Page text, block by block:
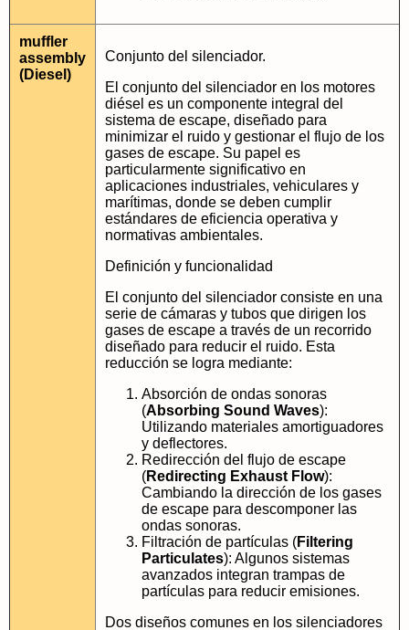
muffler
assembly
(Diesel)
Conjunto del silenciador.
El conjunto del silenciador en los motores
diésel es un componente integral del
sistema de escape, diseñado para
minimizar el ruido y gestionar el flujo de los
gases de escape. Su papel es
particularmente significativo en
aplicaciones industriales, vehiculares y
marítimas, donde se deben cumplir
estándares de eficiencia operativa y
normativas ambientales.
Definición y funcionalidad
El conjunto del silenciador consiste en una
serie de cámaras y tubos que dirigen los
gases de escape a través de un recorrido
diseñado para reducir el ruido. Esta
reducción se logra mediante:
Absorción de ondas sonoras
(Absorbing Sound Waves):
Utilizando materiales amortiguadores
y deflectores.
Redirección del flujo de escape
(Redirecting Exhaust Flow):
Cambiando la dirección de los gases
de escape para descomponer las
ondas sonoras.
Filtración de partículas (Filtering
Particulates): Algunos sistemas
avanzados integran trampas de
partículas para reducir emisiones.
Dos diseños comunes en los silenciadores